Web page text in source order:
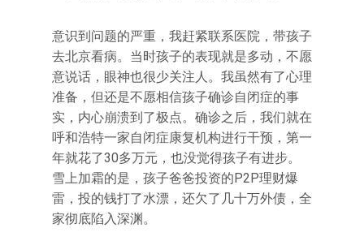
意识到问题的严重，我赶紧联系医院，带孩子
去北京看病。当时孩子的表现就是多动，不愿
意说话，眼神也很少关注人。我虽然有了心理
准备，但还是不愿相信孩子确诊自闭症的事
实，内心崩溃到了极点。确诊之后，我们就在
呼和浩特一家自闭症康复机构进行干预，第一
年就花了30多万元，也没觉得孩子有进步。
雪上加霜的是，孩子爸爸投资的P2P理财爆
雷，投的钱打了水漂，还欠了几十万外债，全
家彻底陷入深渊。